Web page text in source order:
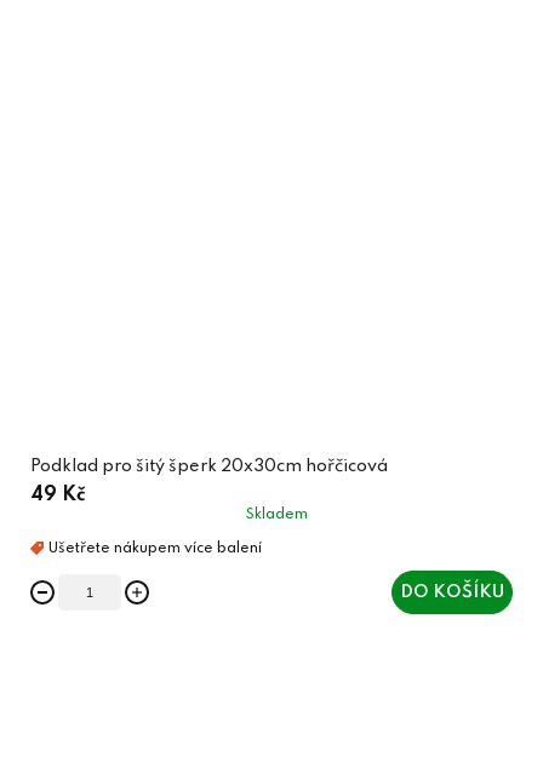
Podklad pro šitý šperk 20x30cm hořčicová
49 Kč
Skladem
DO KOŠÍKU